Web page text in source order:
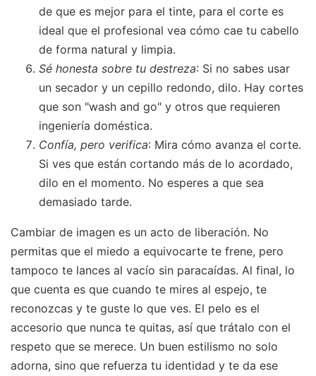
de que es mejor para el tinte, para el corte es
ideal que el profesional vea cómo cae tu cabello
de forma natural y limpia.
Sé honesta sobre tu destreza: Si no sabes usar
un secador y un cepillo redondo, dilo. Hay cortes
que son "wash and go" y otros que requieren
ingeniería doméstica.
Confía, pero verifica: Mira cómo avanza el corte.
Si ves que están cortando más de lo acordado,
dilo en el momento. No esperes a que sea
demasiado tarde.
Cambiar de imagen es un acto de liberación. No
permitas que el miedo a equivocarte te frene, pero
tampoco te lances al vacío sin paracaídas. Al final, lo
que cuenta es que cuando te mires al espejo, te
reconozcas y te guste lo que ves. El pelo es el
accesorio que nunca te quitas, así que trátalo con el
respeto que se merece. Un buen estilismo no solo
adorna, sino que refuerza tu identidad y te da ese